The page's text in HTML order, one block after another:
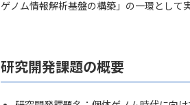
ゲノム情報解析基盤の構築」の一環として
研究開発課題の概要